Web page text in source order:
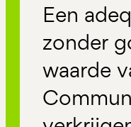
Een
zonder
waarde